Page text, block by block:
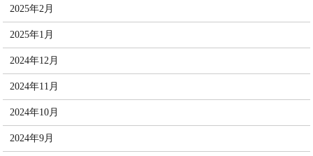
2025年2月
2025年1月
2024年12月
2024年11月
2024年10月
2024年9月